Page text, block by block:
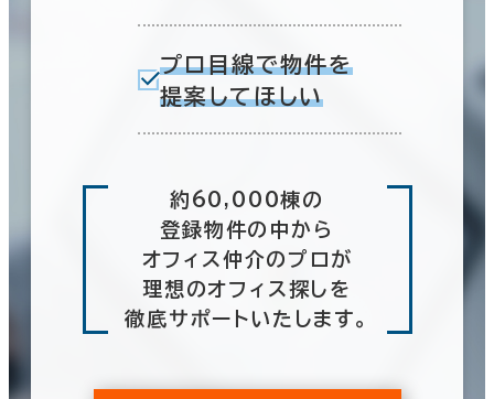
プロ目線で物件を
提案してほしい
約60,000棟の
登録物件の中から
オフィス仲介のプロが
理想のオフィス探しを
徹底サポートいたします。